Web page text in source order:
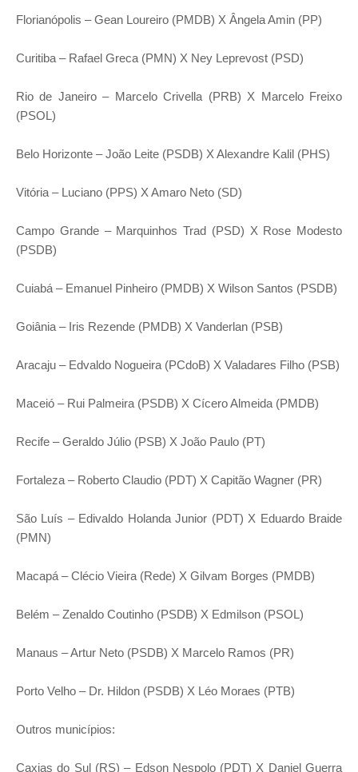
Florianópolis – Gean Loureiro (PMDB) X Ângela Amin (PP)
Curitiba – Rafael Greca (PMN) X Ney Leprevost (PSD)
Rio de Janeiro – Marcelo Crivella (PRB) X Marcelo Freixo
(PSOL)
Belo Horizonte – João Leite (PSDB) X Alexandre Kalil (PHS)
Vitória – Luciano (PPS) X Amaro Neto (SD)
Campo Grande – Marquinhos Trad (PSD) X Rose Modesto
(PSDB)
Cuiabá – Emanuel Pinheiro (PMDB) X Wilson Santos (PSDB)
Goiânia – Iris Rezende (PMDB) X Vanderlan (PSB)
Aracaju – Edvaldo Nogueira (PCdoB) X Valadares Filho (PSB)
Maceió – Rui Palmeira (PSDB) X Cícero Almeida (PMDB)
Recife – Geraldo Júlio (PSB) X João Paulo (PT)
Fortaleza – Roberto Claudio (PDT) X Capitão Wagner (PR)
São Luís – Edivaldo Holanda Junior (PDT) X Eduardo Braide
(PMN)
Macapá – Clécio Vieira (Rede) X Gilvam Borges (PMDB)
Belém – Zenaldo Coutinho (PSDB) X Edmilson (PSOL)
Manaus – Artur Neto (PSDB) X Marcelo Ramos (PR)
Porto Velho – Dr. Hildon (PSDB) X Léo Moraes (PTB)
Outros municípios:
Caxias do Sul (RS) – Edson Nespolo (PDT) X Daniel Guerra